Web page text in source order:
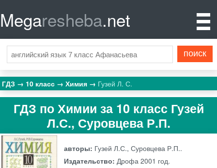
Megaresheba.net
ГДЗ 10 класс Химия Гузей Л. С.
ГДЗ по Химии за 10 класс Гузей
Л.С., Суровцева Р.П.
авторы: Гузей Л.С., Суровцева Р.П..
Издательство:Дрофа 2001 год.